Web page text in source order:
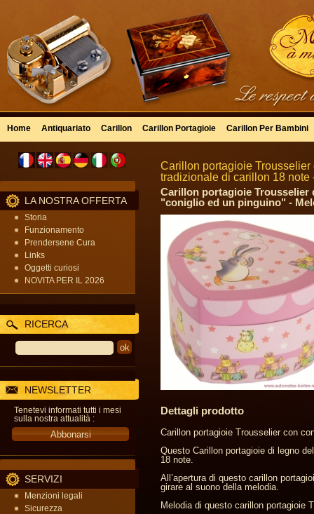
Home Antiquariato Carillon Carillon Portagioie Carillon Per Bambini
LA NOSTRA OFFERTA
Storia
Funzionamento
Prendersene Cura
Links
Oggetti curiosi
NOVITA PER IL 2026
RICERCA
NEWSLETTER
Tenetevi informati tutti i mesi
sulla nostra attualità :
SERVIZI
Menzioni legali
Sicurezza
Carillon portagioie
tradizionale di carillon 18
Carillon portagioie
"coniglio ed un pinguino" -
Dettagli prodotto
Carillon portagioie Trousselier con
Questo Carillon portagioie di legno
18 note.
All’apertura di questo carillon
girare al suono della melodia.
Melodia di questo carillon portagioie